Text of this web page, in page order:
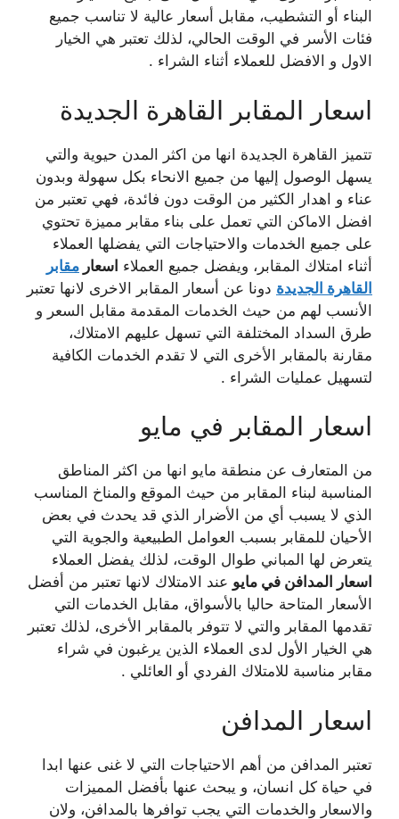
البناء أو التشطيب، مقابل أسعار عالية لا تناسب جميع
فئات الأسر في الوقت الحالي، لذلك تعتبر هي الخيار
الاول و الافضل للعملاء أثناء الشراء .
اسعار المقابر القاهرة الجديدة
تتميز القاهرة الجديدة انها من اكثر المدن حيوية والتي
يسهل الوصول إليها من جميع الانحاء بكل سهولة وبدون
عناء و اهدار الكثير من الوقت دون فائدة، فهي تعتبر من
افضل الاماكن التي تعمل على بناء مقابر مميزة تحتوي
على جميع الخدمات والاحتياجات التي يفضلها العملاء
أثناء امتلاك المقابر، ويفضل جميع العملاء اسعار مقابر
القاهرة الجديدة دونا عن أسعار المقابر الاخرى لانها تعتبر
الأنسب لهم من حيث الخدمات المقدمة مقابل السعر و
طرق السداد المختلفة التي تسهل عليهم الامتلاك،
مقارنة بالمقابر الأخرى التي لا تقدم الخدمات الكافية
لتسهيل عمليات الشراء .
اسعار المقابر في مايو
من المتعارف عن منطقة مايو انها من اكثر المناطق
المناسبة لبناء المقابر من حيث الموقع والمناخ المناسب
الذي لا يسبب أي من الأضرار الذي قد يحدث في بعض
الأحيان للمقابر بسبب العوامل الطبيعية والجوية التي
يتعرض لها المباني طوال الوقت، لذلك يفضل العملاء
اسعار المدافن في مايو عند الامتلاك لانها تعتبر من أفضل
الأسعار المتاحة حاليا بالأسواق، مقابل الخدمات التي
تقدمها المقابر والتي لا تتوفر بالمقابر الأخرى، لذلك تعتبر
هي الخيار الأول لدى العملاء الذين يرغبون في شراء
مقابر مناسبة للامتلاك الفردي أو العائلي .
اسعار المدافن
تعتبر المدافن من أهم الاحتياجات التي لا غنى عنها ابدا
في حياة كل انسان، و يبحث عنها بأفضل المميزات
والاسعار والخدمات التي يجب توافرها بالمدافن، ولان